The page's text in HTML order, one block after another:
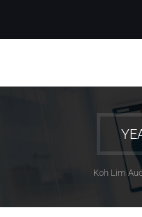
Koh Lim